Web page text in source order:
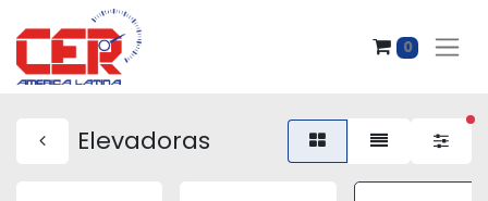
0
Elevadoras